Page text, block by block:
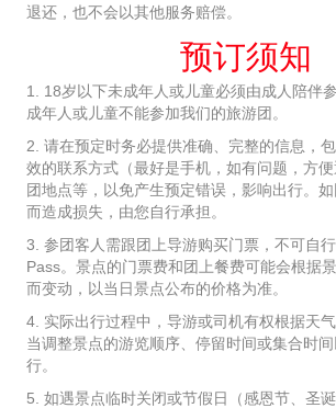
退还，也不会以其他服务赔偿。
预订须知
1. 18岁以下未成年人或儿童必须由成人陪伴
成年人或儿童不能参加我们的旅游团。
2. 请在预定时务必提供准确、完整的信息，
效的联系方式（最好是手机，如有问题，方
团地点等，以免产生预定错误，影响出行。
而造成损失，由您自行承担。
3. 参团客人需跟团上导游购买门票，不可自
Pass。景点的门票费和团上餐费可能会根据
而变动，以当日景点公布的价格为准。
4. 实际出行过程中，导游或司机有权根据天
当调整景点的游览顺序、停留时间或集合时
行。
5. 如遇景点临时关闭或节假日（感恩节、圣